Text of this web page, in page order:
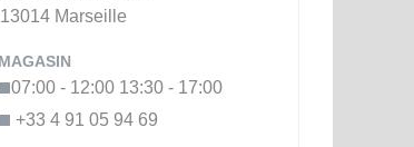
13014 Marseille
+33 4 91 05 94 69
07:00 - 12:00 13:30 - 17:00